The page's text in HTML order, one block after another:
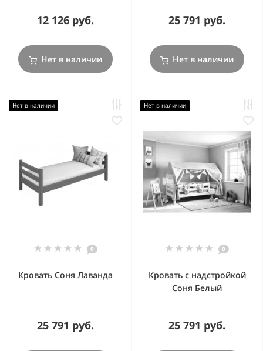
12 126 руб.
Нет в наличии
25 791 руб.
Нет в наличии
Нет в наличии
0
Кровать Соня Лаванда
25 791 руб.
Нет в наличии
0
Кровать с надстройкой
Соня Белый
25 791 руб.